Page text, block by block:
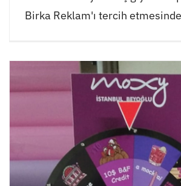
Birka Reklam'ı tercih